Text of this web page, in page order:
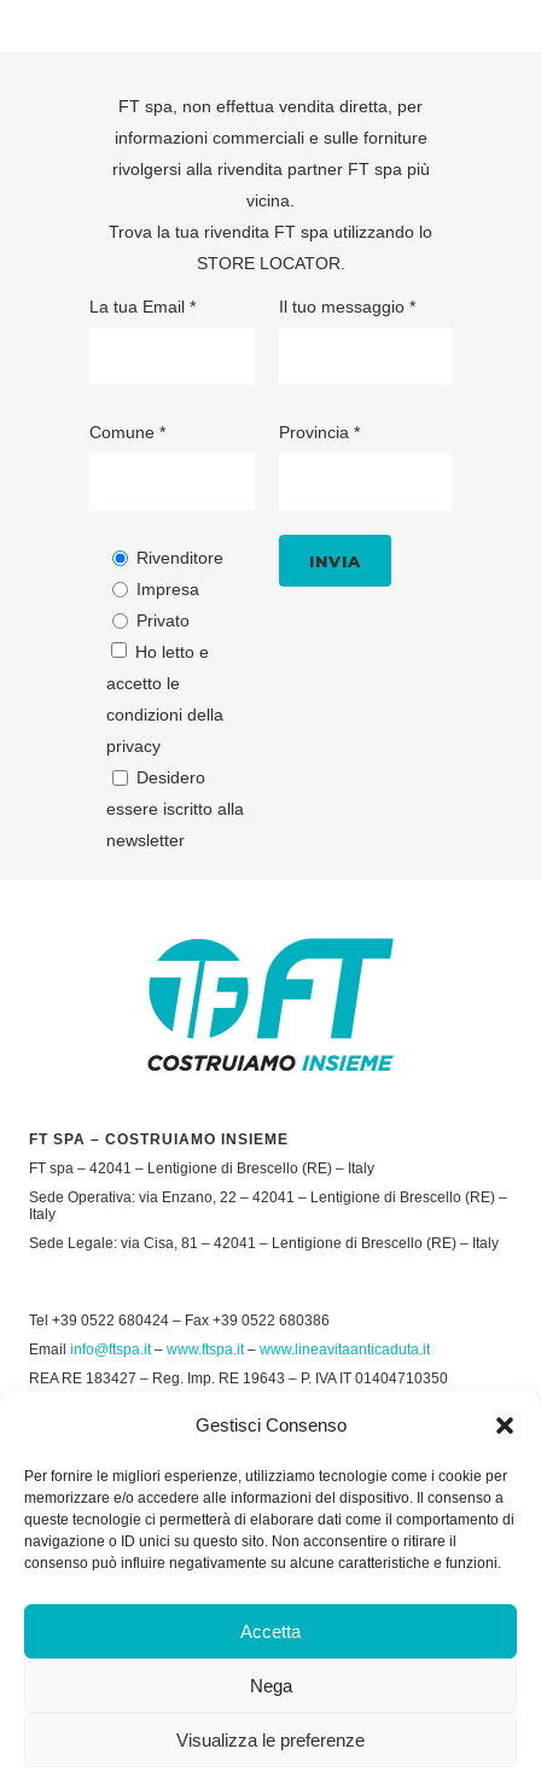
Gestisci Consenso
Per fornire le migliori esperienze, utilizziamo tecnologie come i cookie per
memorizzare e/o accedere alle informazioni del dispositivo. Il consenso a
queste tecnologie ci permetterà di elaborare dati come il comportamento di
navigazione o ID unici su questo sito. Non acconsentire o ritirare il
consenso può influire negativamente su alcune caratteristiche e funzioni.
Accetta
Nega
Visualizza le preferenze
FT spa, non effettua vendita diretta, per
informazioni commerciali e sulle forniture
rivolgersi alla rivendita partner FT spa più
vicina.
Trova la tua rivendita FT spa utilizzando lo
STORE LOCATOR
La tua Email *
Comune *
Rivenditore
Impresa
Privato
Ho letto e
accetto le
condizioni della
privacy
Desidero
essere iscritto alla
newsletter
Il tuo messaggio *
Provincia *
FT SPA – COSTRUIAMO INSIEME
FT spa – 42041 – Lentigione di Brescello (RE) – Italy
Sede Operativa: via Enzano, 22 – 42041 – Lentigione di Brescello (RE) –
Italy
Sede Legale: via Cisa, 81 – 42041 – Lentigione di Brescello (RE) – Italy
Tel +39 0522 680424 – Fax +39 0522 680386
Email info@ftspa.it– www.ftspa.it– www.lineavitaanticaduta.it
REA RE 183427 – Reg. Imp. RE 19643 – P. IVA IT 01404710350
Privacy Policy–Cookie Policy
SOCIAL
Dal Lunedì al Venerdì: 8.00/12.30 - 13.30/17.30
Dal Lunedì al Venerdì: 7.30/11.30 - 13.30/17.00